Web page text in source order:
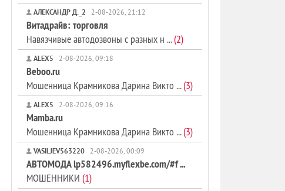
АЛЕКСАНДР Д._2 2-08-2026, 21:12
Витадрайв: торговля
Навязчивые автодозвоны с разных н ...(2)
ALEX5 2-08-2026, 09:18
Beboo.ru
Мошенница Крамникова Дарина Викто ...(3)
ALEX5 2-08-2026, 09:16
Mamba.ru
Мошенница Крамникова Дарина Викто ...(3)
VASILJEV563220 2-08-2026, 00:09
АВТОМОДА lp582496.myflexbe.com/#f ...
МОШЕННИКИ (1)